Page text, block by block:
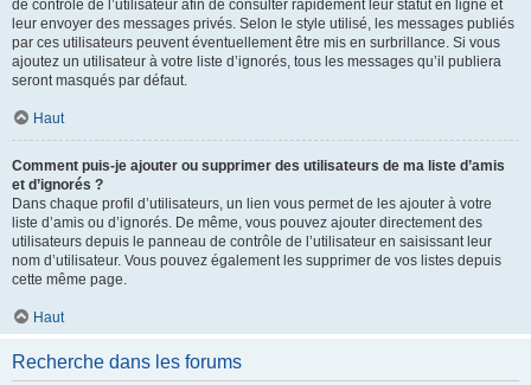
de contrôle de l’utilisateur afin de consulter rapidement leur statut en ligne et
leur envoyer des messages privés. Selon le style utilisé, les messages publiés
par ces utilisateurs peuvent éventuellement être mis en surbrillance. Si vous
ajoutez un utilisateur à votre liste d’ignorés, tous les messages qu’il publiera
seront masqués par défaut.
Haut
Comment puis-je ajouter ou supprimer des utilisateurs de ma liste d’amis
et d’ignorés ?
Dans chaque profil d’utilisateurs, un lien vous permet de les ajouter à votre
liste d’amis ou d’ignorés. De même, vous pouvez ajouter directement des
utilisateurs depuis le panneau de contrôle de l’utilisateur en saisissant leur
nom d’utilisateur. Vous pouvez également les supprimer de vos listes depuis
cette même page.
Haut
Recherche dans les forums